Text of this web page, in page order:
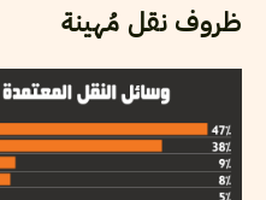
ظروف نقل مُهينة